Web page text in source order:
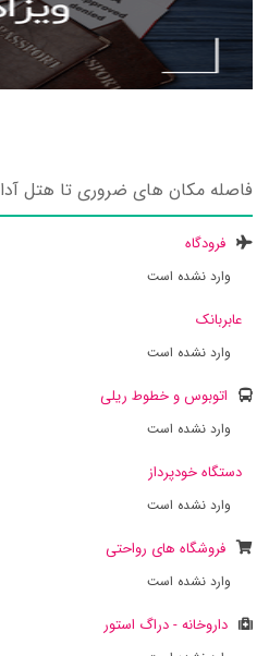
فاصله مکان های ضروری تا هتل آدا
فرودگاه
وارد نشده است
عابربانک
وارد نشده است
اتوبوس و خطوط ریلی
وارد نشده است
دستگاه خودپرداز
وارد نشده است
فروشگاه های رواحتی
وارد نشده است
داروخانه - دراگ استور